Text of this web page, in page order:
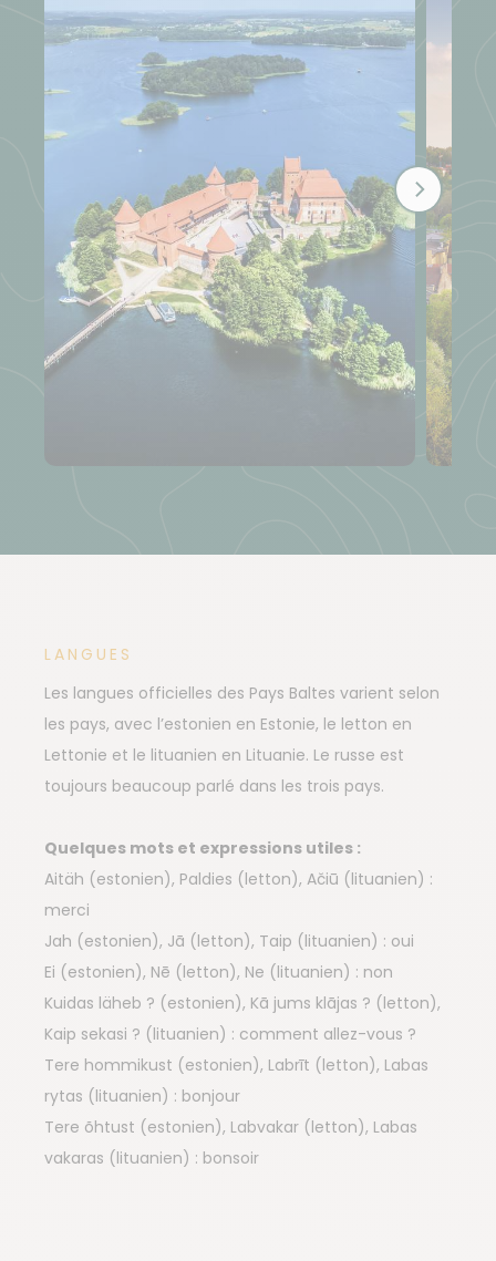
LANGUES
Les langues officielles des Pays Baltes varient selon
les pays, avec l’estonien en Estonie, le letton en
Lettonie et le lituanien en Lituanie. Le russe est
toujours beaucoup parlé dans les trois pays.
Quelques mots et expressions utiles :
Aitäh (estonien), Paldies (letton), Ačiū (lituanien) :
merci
Jah (estonien), Jā (letton), Taip (lituanien) : oui
Ei (estonien), Nē (letton), Ne (lituanien) : non
Kuidas läheb ? (estonien), Kā jums klājas ? (letton),
Kaip sekasi ? (lituanien) : comment allez-vous ?
Tere hommikust (estonien), Labrīt (letton), Labas
rytas (lituanien) : bonjour
Tere õhtust (estonien), Labvakar (letton), Labas
vakaras (lituanien) : bonsoir